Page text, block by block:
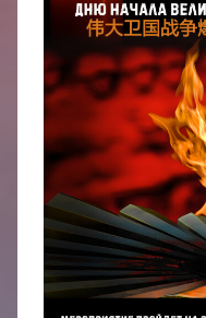
心